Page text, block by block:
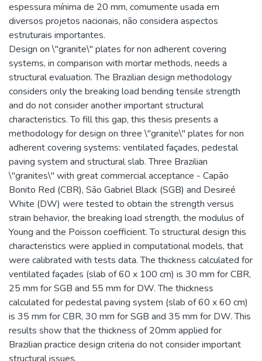
espessura mínima de 20 mm, comumente usada em
diversos projetos nacionais, não considera aspectos
estruturais importantes.
Design on \"granite\" plates for non adherent covering
systems, in comparison with mortar methods, needs a
structural evaluation. The Brazilian design methodology
considers only the breaking load bending tensile strength
and do not consider another important structural
characteristics. To fill this gap, this thesis presents a
methodology for design on three \"granite\" plates for non
adherent covering systems: ventilated façades, pedestal
paving system and structural slab. Three Brazilian
\"granites\" with great commercial acceptance - Capão
Bonito Red (CBR), São Gabriel Black (SGB) and Desireé
White (DW) were tested to obtain the strength versus
strain behavior, the breaking load strength, the modulus of
Young and the Poisson coefficient. To structural design this
characteristics were applied in computational models, that
were calibrated with tests data. The thickness calculated for
ventilated façades (slab of 60 x 100 cm) is 30 mm for CBR,
25 mm for SGB and 55 mm for DW. The thickness
calculated for pedestal paving system (slab of 60 x 60 cm)
is 35 mm for CBR, 30 mm for SGB and 35 mm for DW. This
results show that the thickness of 20mm applied for
Brazilian practice design criteria do not consider important